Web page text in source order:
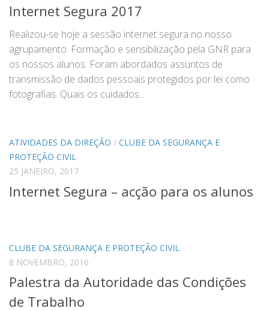
Internet Segura 2017
Realizou-se hoje a sessão internet segura no nosso
agrupamento. Formação e sensibilização pela GNR para
os nossos alunos. Foram abordados assuntos de
transmissão de dados pessoais protegidos por lei como
fotografias. Quais os cuidados...
ATIVIDADES DA DIREÇÃO / CLUBE DA SEGURANÇA E
PROTEÇÃO CIVIL
25 JANEIRO, 2017
Internet Segura – acção para os alunos
CLUBE DA SEGURANÇA E PROTEÇÃO CIVIL
8 NOVEMBRO, 2016
Palestra da Autoridade das Condições
de Trabalho